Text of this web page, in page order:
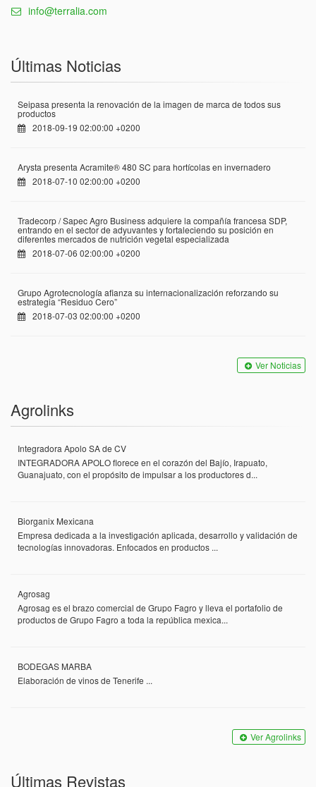
info@terralia.com
Últimas Noticias
Seipasa presenta la renovación de la imagen de marca de todos sus
productos
2018-09-19 02:00:00 +0200
Arysta presenta Acramite® 480 SC para hortícolas en invernadero
2018-07-10 02:00:00 +0200
Tradecorp / Sapec Agro Business adquiere la compañía francesa SDP,
entrando en el sector de adyuvantes y fortaleciendo su posición en
diferentes mercados de nutrición vegetal especializada
2018-07-06 02:00:00 +0200
Grupo Agrotecnología afianza su internacionalización reforzando su
estrategia “Residuo Cero”
2018-07-03 02:00:00 +0200
Ver Noticias
Agrolinks
Integradora Apolo SA de CV
INTEGRADORA APOLO florece en el corazón del Bajío, Irapuato,
Guanajuato, con el propósito de impulsar a los productores d...
Biorganix Mexicana
Empresa dedicada a la investigación aplicada, desarrollo y validación de
tecnologías innovadoras. Enfocados en productos ...
Agrosag
Agrosag es el brazo comercial de Grupo Fagro y lleva el portafolio de
productos de Grupo Fagro a toda la república mexica...
BODEGAS MARBA
Elaboración de vinos de Tenerife ...
Ver Agrolinks
Últimas Revistas